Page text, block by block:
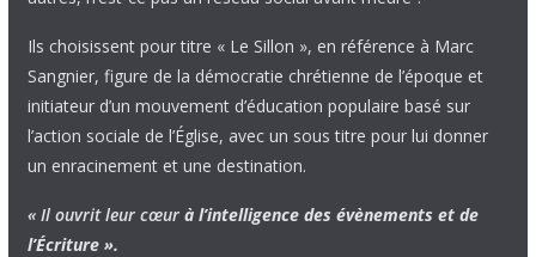
Ils choisissent pour titre « Le Sillon », en référence à Marc
Sangnier, figure de la démocratie chrétienne de l’époque et
initiateur d’un mouvement d’éducation populaire basé sur
l’action sociale de l’Église, avec un sous titre pour lui donner
un enracinement et une destination.
« Il ouvrit leur cœur à l’intelligence des évènements et de
l’Écriture ».